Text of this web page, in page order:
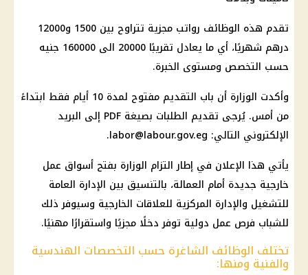
تقدم هذه الوظائف رواتب مجزية تتراوح بين 1500 و12000
درهم شهريًا، أي ما يعادل تقريبًا 20000 الى 160000 جنيه
حسب التخصص ومستوى الخبرة.
وأكدت الوزارة أن باب التقديم مفتوح لمدة 10 أيام فقط ابتداءً
من أمس. يُرجى تقديم الطلبات بصيغة PDF إلى البريد
الإلكتروني التالي: labor@labour.gov.eg
.
يأتي هذا الإعلان في إطار التزام الوزارة بفتح أسواق عمل
خارجية جديدة أمام العمالة، بالتنسيق بين الإدارة العامة
للتشغيل والإدارة المركزية للعلاقات الخارجية وسيوفر ذلك
للشباب فرص عمل دولية توفر دخلًا مجزيًا واستقرارًا مهنيًا.
تختلف الوظائف الشاغرة حسب التخصصات الهندسية
والفنية ومنها: